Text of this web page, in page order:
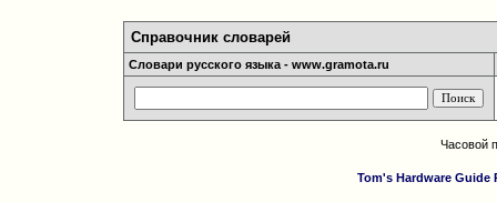
Справочник словарей
Словари русского языка - www.gramota.ru
Часовой
Tom's Hardware Guide